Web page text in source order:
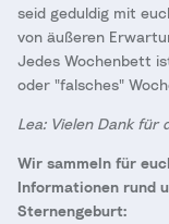
seid geduldig mit
von äußeren
Jedes Wochenbett
oder "falsches"
Lea: Vielen Dank für
Wir sammeln für
Informationen rund
Sternengeburt: